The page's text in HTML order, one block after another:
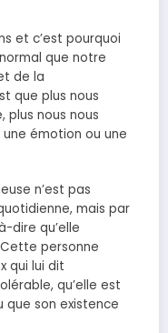
et c’est pourquoi
que notre
de la
que plus nous
plus nous nous
émotion ou une
n’est pas
mais par
dire qu’elle
Cette personne
qui lui dit
qu’elle est
son existence